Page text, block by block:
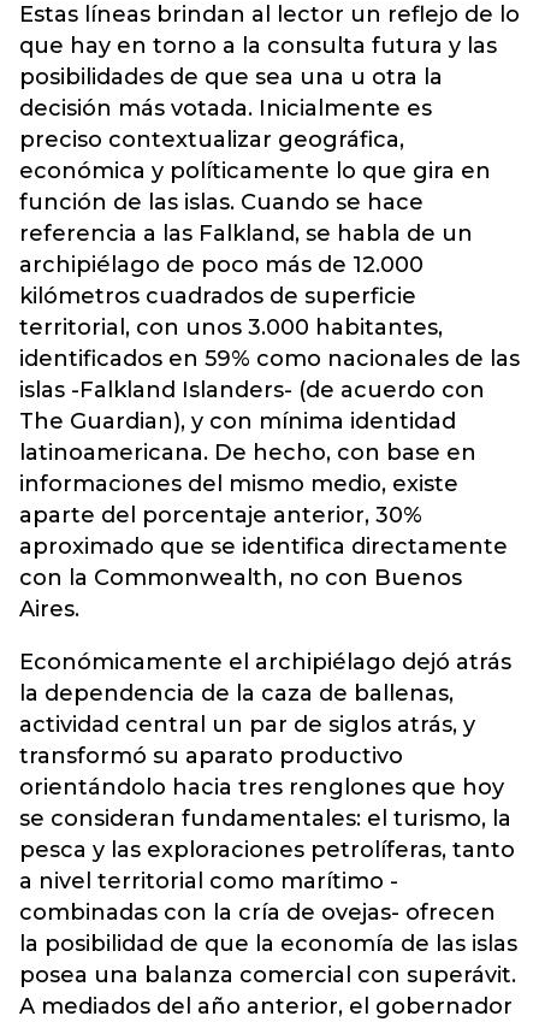
Estas líneas brindan al lector un reflejo de lo
que hay en torno a la consulta futura y las
posibilidades de que sea una u otra la
decisión más votada. Inicialmente es
preciso contextualizar geográfica,
económica y políticamente lo que gira en
función de las islas. Cuando se hace
referencia a las Falkland, se habla de un
archipiélago de poco más de 12.000
kilómetros cuadrados de superficie
territorial, con unos 3.000 habitantes,
identificados en 59% como nacionales de las
islas -Falkland Islanders- (de acuerdo con
The Guardian), y con mínima identidad
latinoamericana. De hecho, con base en
informaciones del mismo medio, existe
aparte del porcentaje anterior, 30%
aproximado que se identifica directamente
con la Commonwealth, no con Buenos
Aires.
Económicamente el archipiélago dejó atrás
la dependencia de la caza de ballenas,
actividad central un par de siglos atrás, y
transformó su aparato productivo
orientándolo hacia tres renglones que hoy
se consideran fundamentales: el turismo, la
pesca y las exploraciones petrolíferas, tanto
a nivel territorial como marítimo -
combinadas con la cría de ovejas- ofrecen
la posibilidad de que la economía de las islas
posea una balanza comercial con superávit.
A mediados del año anterior, el gobernador